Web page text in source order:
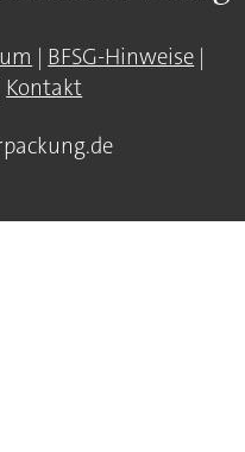
| BFSG-Hinweise |
Kontakt